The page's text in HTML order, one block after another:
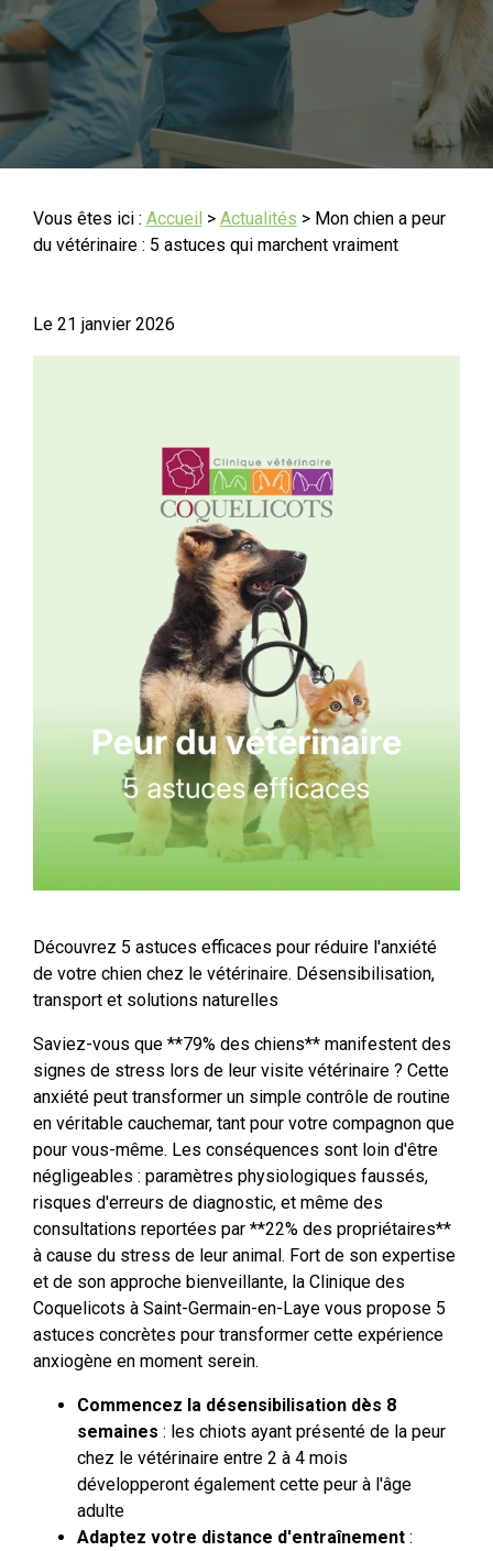
Vous êtes ici : Accueil > Actualités > Mon chien a peur
du vétérinaire : 5 astuces qui marchent vraiment
Le 21 janvier 2026
Découvrez 5 astuces efficaces pour réduire l'anxiété
de votre chien chez le vétérinaire. Désensibilisation,
transport et solutions naturelles
Saviez-vous que **79% des chiens** manifestent des
signes de stress lors de leur visite vétérinaire ? Cette
anxiété peut transformer un simple contrôle de routine
en véritable cauchemar, tant pour votre compagnon que
pour vous-même. Les conséquences sont loin d'être
négligeables : paramètres physiologiques faussés,
risques d'erreurs de diagnostic, et même des
consultations reportées par **22% des propriétaires**
à cause du stress de leur animal. Fort de son expertise
et de son approche bienveillante, la Clinique des
Coquelicots à Saint-Germain-en-Laye vous propose 5
astuces concrètes pour transformer cette expérience
anxiogène en moment serein.
Commencez la désensibilisation dès 8
semaines : les chiots ayant présenté de la peur
chez le vétérinaire entre 2 à 4 mois
développeront également cette peur à l'âge
adulte
Adaptez votre distance d'entraînement: